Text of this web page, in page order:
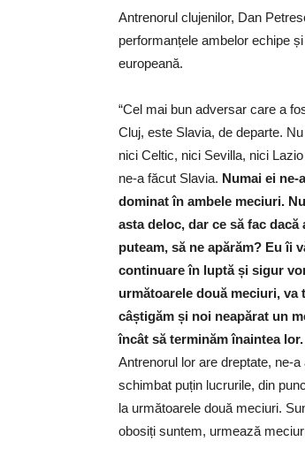
Antrenorul clujenilor, Dan
performanțele ambelor echipe
europeană.
“Cel mai bun adversar care a
Cluj, este Slavia, de departe.
nici Celtic, nici Sevilla, nici
ne-a făcut Slavia. Numai ei ne-
dominat în ambele meciuri.
asta deloc, dar ce să fac dacă
puteam, să ne apărăm? Eu îi
continuare în luptă și sigur
următoarele două meciuri, va
câștigăm și noi neapărat un
încât să terminăm înaintea lor.
Antrenorul lor are dreptate, ne-
schimbat puțin lucrurile, din
la următoarele două meciuri.
obosiți suntem, urmează